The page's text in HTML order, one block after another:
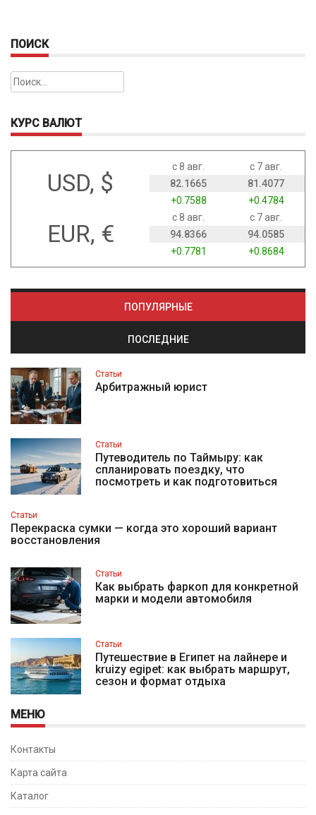
ПОИСК
Найти:
КУРС ВАЛЮТ
USD, $
с 8 авг.
с 7 авг.
82.1665
81.4077
+0.7588
+0.4784
EUR, €
с 8 авг.
с 7 авг.
94.8366
94.0585
+0.7781
+0.8684
ПОПУЛЯРНЫЕ
ПОСЛЕДНИЕ
Статьи
Арбитражный юрист
Статьи
Путеводитель по Таймыру: как
спланировать поездку, что
посмотреть и как подготовиться
Статьи
Перекраска сумки — когда это хороший вариант
восстановления
Статьи
Как выбрать фаркоп для конкретной
марки и модели автомобиля
Статьи
Путешествие в Египет на лайнере и
kruizy egipet: как выбрать маршрут,
сезон и формат отдыха
МЕНЮ
Контакты
Карта сайта
Каталог